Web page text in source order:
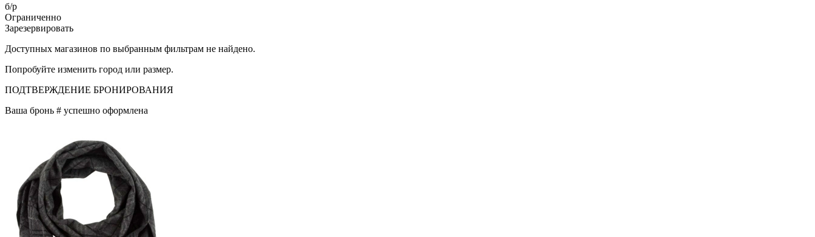
б/р
Ограниченно
Зарезервировать
Доступных магазинов по выбранным фильтрам не найдено.
Попробуйте изменить город или размер.
ПОДТВЕРЖДЕНИЕ БРОНИРОВАНИЯ
Ваша бронь # успешно оформлена